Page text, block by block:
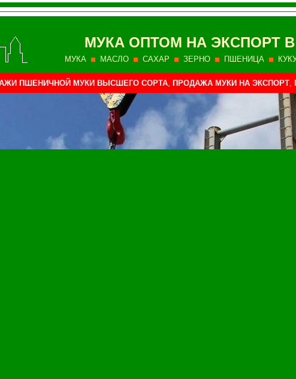
МУКА ОПТОМ НА ЭКСПОРТ
МУКА МАСЛО САХАР ЗЕРНО ПШЕНИЦА
ПШЕНИЧНОЙ МУКИ ВЫСШЕГО СОРТА, ПРОДАЖА МУКИ НА ЭКСПОРТ,